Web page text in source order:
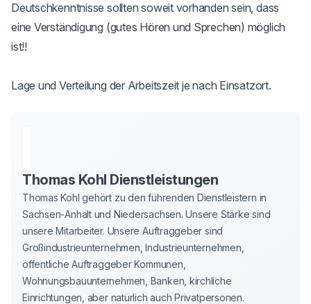
Deutschkenntnisse sollten soweit vorhanden sein, dass
eine Verständigung (gutes Hören und Sprechen) möglich
ist!!
Lage und Verteilung der Arbeitszeit je nach Einsatzort.
Thomas Kohl Dienstleistungen
Thomas Kohl gehört zu den führenden Dienstleistern in
Sachsen-Anhalt und Niedersachsen. Unsere Stärke sind
unsere Mitarbeiter. Unsere Auftraggeber sind
Großindustrieunternehmen, Industrieunternehmen,
öffentliche Auftraggeber Kommunen,
Wohnungsbauunternehmen, Banken, kirchliche
Einrichtungen, aber natürlich auch Privatpersonen.